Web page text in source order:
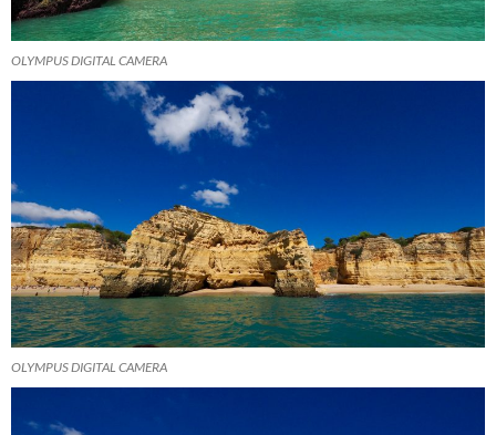
OLYMPUS DIGITAL CAMERA
OLYMPUS DIGITAL CAMERA